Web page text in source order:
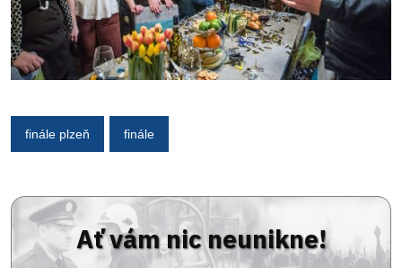
finále plzeň finále
Ať vám nic neunikne!